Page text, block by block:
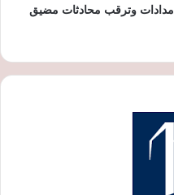
وترقب محادثات مضيق